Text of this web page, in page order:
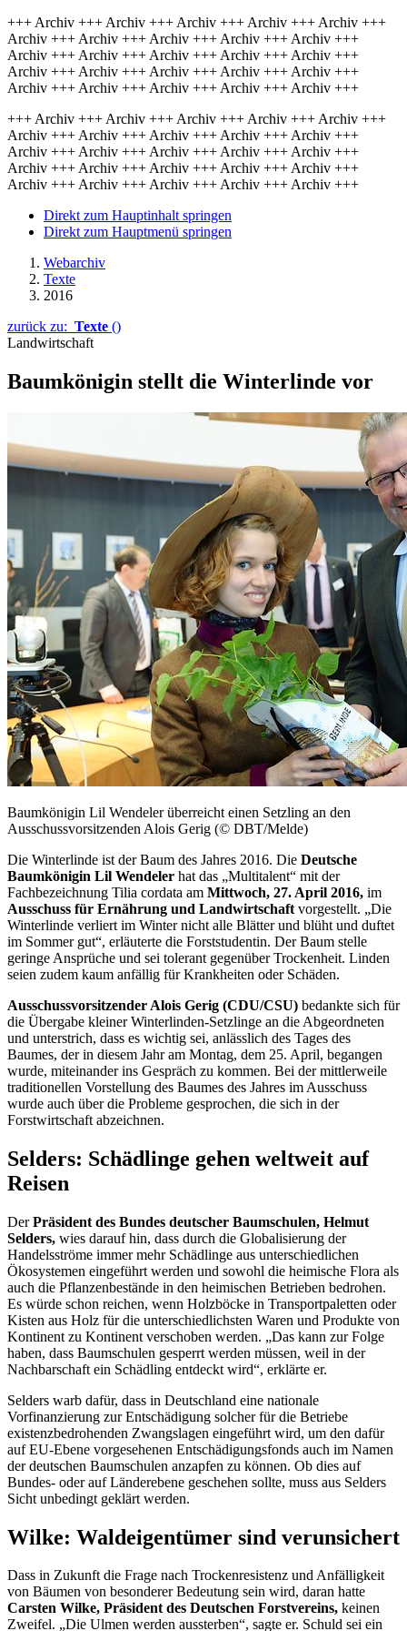
+++ Archiv +++ Archiv +++ Archiv +++ Archiv +++ Archiv +++
Archiv +++ Archiv +++ Archiv +++ Archiv +++ Archiv +++
Archiv +++ Archiv +++ Archiv +++ Archiv +++ Archiv +++
Archiv +++ Archiv +++ Archiv +++ Archiv +++ Archiv +++
Archiv +++ Archiv +++ Archiv +++ Archiv +++ Archiv +++
+++ Archiv +++ Archiv +++ Archiv +++ Archiv +++ Archiv +++
Archiv +++ Archiv +++ Archiv +++ Archiv +++ Archiv +++
Archiv +++ Archiv +++ Archiv +++ Archiv +++ Archiv +++
Archiv +++ Archiv +++ Archiv +++ Archiv +++ Archiv +++
Archiv +++ Archiv +++ Archiv +++ Archiv +++ Archiv +++
Direkt zum Hauptinhalt springen
Direkt zum Hauptmenü springen
Webarchiv
Texte
2016
zurück zu: Texte ()
Landwirtschaft
Baumkönigin stellt die Winterlinde vor
Baumkönigin Lil Wendeler überreicht einen Setzling an den
Ausschussvorsitzenden Alois Gerig (© DBT/Melde)
Die Winterlinde ist der Baum des Jahres 2016. Die Deutsche
Baumkönigin Lil Wendeler hat das „Multitalent“ mit der
Fachbezeichnung Tilia cordata am Mittwoch, 27. April 2016, im
Ausschuss für Ernährung und Landwirtschaft vorgestellt. „Die
Winterlinde verliert im Winter nicht alle Blätter und blüht und duftet
im Sommer gut“, erläuterte die Forststudentin. Der Baum stelle
geringe Ansprüche und sei tolerant gegenüber Trockenheit. Linden
seien zudem kaum anfällig für Krankheiten oder Schäden.
Ausschussvorsitzender Alois Gerig (CDU/CSU) bedankte sich für
die Übergabe kleiner Winterlinden-Setzlinge an die Abgeordneten
und unterstrich, dass es wichtig sei, anlässlich des Tages des
Baumes, der in diesem Jahr am Montag, dem 25. April, begangen
wurde, miteinander ins Gespräch zu kommen. Bei der mittlerweile
traditionellen Vorstellung des Baumes des Jahres im Ausschuss
wurde auch über die Probleme gesprochen, die sich in der
Forstwirtschaft abzeichnen.
Selders: Schädlinge gehen weltweit auf
Reisen
DerPräsident des Bundes deutscher Baumschulen, Helmut
Selders, wies darauf hin, dass durch die Globalisierung der
Handelsströme immer mehr Schädlinge aus unterschiedlichen
Ökosystemen eingeführt werden und sowohl die heimische Flora als
auch die Pflanzenbestände in den heimischen Betrieben bedrohen.
Es würde schon reichen, wenn Holzböcke in Transportpaletten oder
Kisten aus Holz für die unterschiedlichsten Waren und Produkte von
Kontinent zu Kontinent verschoben werden. „Das kann zur Folge
haben, dass Baumschulen gesperrt werden müssen, weil in der
Nachbarschaft ein Schädling entdeckt wird“, erklärte er.
Selders warb dafür, dass in Deutschland eine nationale
Vorfinanzierung zur Entschädigung solcher für die Betriebe
existenzbedrohenden Zwangslagen eingeführt wird, um den dafür
auf EU-Ebene vorgesehenen Entschädigungsfonds auch im Namen
der deutschen Baumschulen anzapfen zu können. Ob dies auf
Bundes- oder auf Länderebene geschehen sollte, muss aus Selders
Sicht unbedingt geklärt werden.
Wilke: Waldeigentümer sind verunsichert
Dass in Zukunft die Frage nach Trockenresistenz und Anfälligkeit
von Bäumen von besonderer Bedeutung sein wird, daran hatte
Carsten Wilke, Präsident des Deutschen Forstvereins, keinen
Zweifel. „Die Ulmen werden aussterben“, sagte er. Schuld sei ein